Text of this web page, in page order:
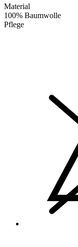
Material
100% Baumwolle
Pflege